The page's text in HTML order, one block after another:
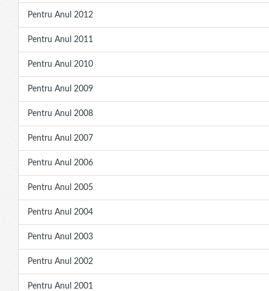
Pentru Anul 2012
Pentru Anul 2011
Pentru Anul 2010
Pentru Anul 2009
Pentru Anul 2008
Pentru Anul 2007
Pentru Anul 2006
Pentru Anul 2005
Pentru Anul 2004
Pentru Anul 2003
Pentru Anul 2002
Pentru Anul 2001